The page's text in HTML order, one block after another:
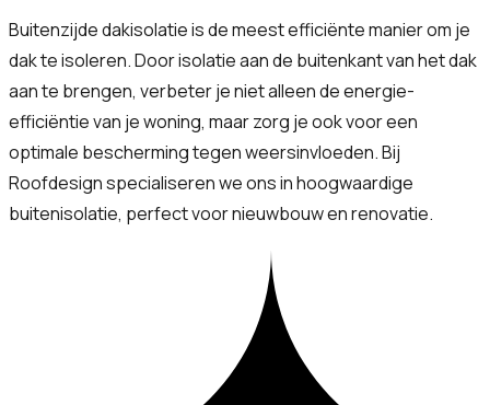
Buitenzijde dakisolatie is de meest efficiënte manier om je
dak te isoleren. Door isolatie aan de buitenkant van het dak
aan te brengen, verbeter je niet alleen de energie-
efficiëntie van je woning, maar zorg je ook voor een
optimale bescherming tegen weersinvloeden. Bij
Roofdesign specialiseren we ons in hoogwaardige
buitenisolatie, perfect voor nieuwbouw en renovatie.